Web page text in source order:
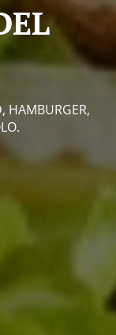
HAMBURGER,